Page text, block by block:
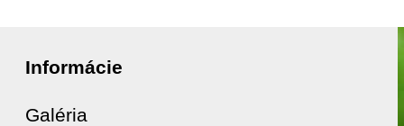
Informácie
Galéria